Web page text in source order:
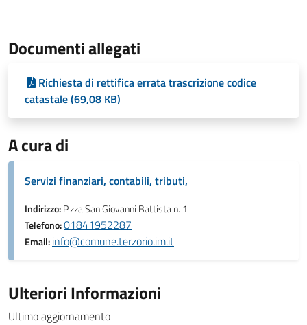
Documenti allegati
Richiesta di rettifica errata trascrizione codice
catastale (69,08 KB)
A cura di
Servizi finanziari, contabili, tributi,
Indirizzo:P.zza San Giovanni Battista n. 1
Telefono:01841952287
Email:info@comune.terzorio.im.it
Ulteriori Informazioni
Ultimo aggiornamento